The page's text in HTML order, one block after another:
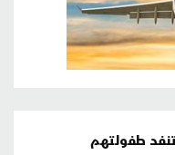
طفولتهم